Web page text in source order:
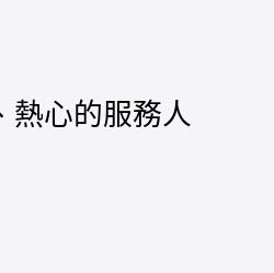
熱心的服務人